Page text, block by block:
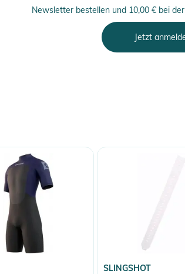
Newsletter bestellen und 10,00 € bei
Jetzt
SLINGSHOT